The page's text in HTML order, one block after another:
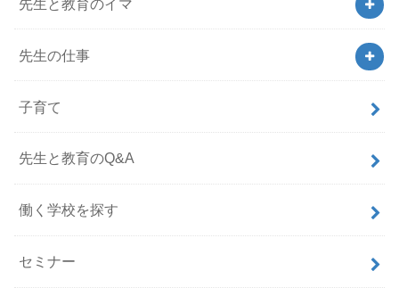
先生と教育のイマ
先生の仕事
子育て
先生と教育のQ&A
働く学校を探す
セミナー